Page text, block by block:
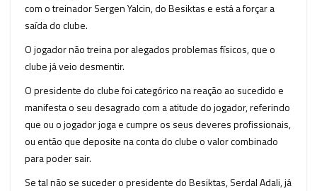
com o treinador Sergen Yalcin, do Besiktas e está a forçar a
saída do clube.
O jogador não treina por alegados problemas físicos, que o
clube já veio desmentir.
O presidente do clube foi categórico na reação ao sucedido e
manifesta o seu desagrado com a atitude do jogador, referindo
que ou o jogador joga e cumpre os seus deveres profissionais,
ou então que deposite na conta do clube o valor combinado
para poder sair.
Se tal não se suceder o presidente do Besiktas, Serdal Adali, já